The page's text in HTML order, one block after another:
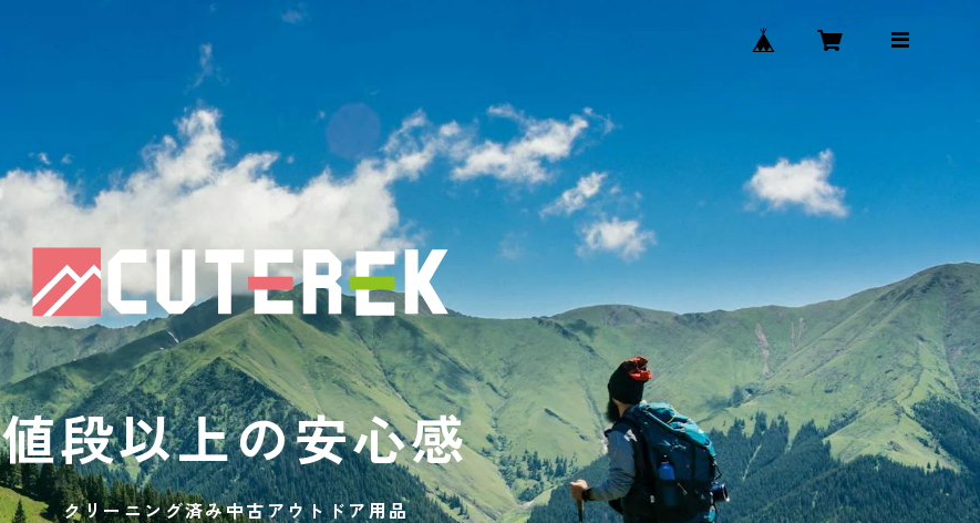
値段以上の安心感
クリーニング済み中古アウトドア用品